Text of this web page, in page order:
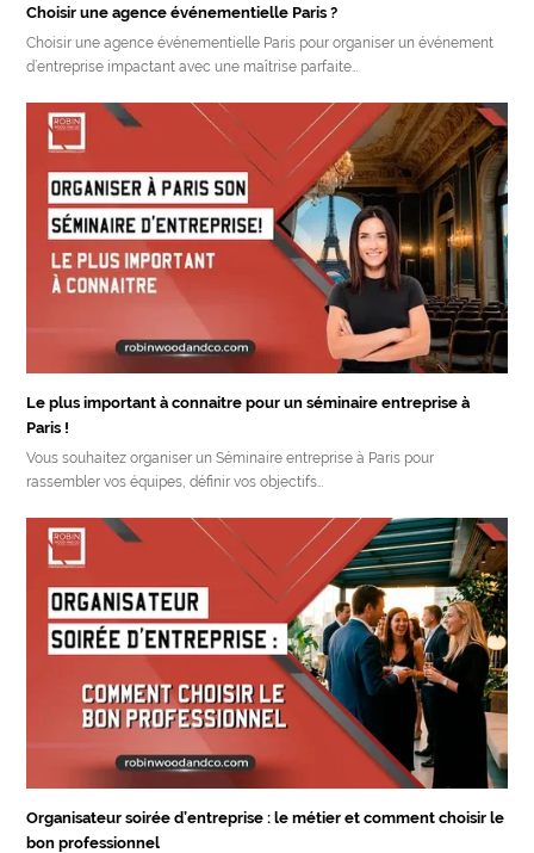
Choisir une agence événementielle Paris ?
Choisir une agence événementielle Paris pour organiser un événement
d’entreprise impactant avec une maîtrise parfaite…
Le plus important à connaitre pour un séminaire entreprise à
Paris !
Vous souhaitez organiser un Séminaire entreprise à Paris pour
rassembler vos équipes, définir vos objectifs…
Organisateur soirée d’entreprise : le métier et comment choisir le
bon professionnel